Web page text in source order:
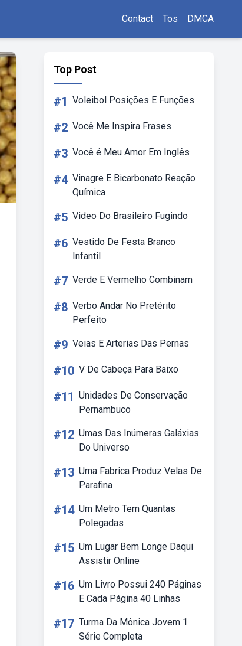
Contact Tos DMCA
Top Post
#1 Voleibol Posições E Funções
#2 Você Me Inspira Frases
#3 Você é Meu Amor Em Inglês
#4 Vinagre E Bicarbonato Reação
Química
#5 Video Do Brasileiro Fugindo
#6 Vestido De Festa Branco
Infantil
#7 Verde E Vermelho Combinam
#8 Verbo Andar No Pretérito
Perfeito
#9 Veias E Arterias Das Pernas
#10 V De Cabeça Para Baixo
#11 Unidades De Conservação
Pernambuco
#12 Umas Das Inúmeras Galáxias
Do Universo
#13 Uma Fabrica Produz Velas De
Parafina
#14 Um Metro Tem Quantas
Polegadas
#15 Um Lugar Bem Longe Daqui
Assistir Online
#16 Um Livro Possui 240 Páginas
E Cada Página 40 Linhas
#17 Turma Da Mônica Jovem 1
Série Completa